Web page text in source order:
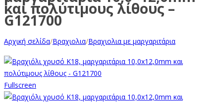
και πολύτιμους λίθους –
G121700
Αρχική σελίδα/Βραχιολια/Βραχιολια με μαργαριτάρια
Fullscreen